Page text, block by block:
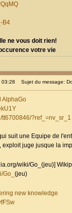
B4
ne vous doit rien!
votre vie
03:28 Sujet du message:
AlphaGo
tt6700846/?ref_=nv_sr_1
suit une Equipe de
exploit juge jusque la
wiki/Go_(jeu)]
(jeu)
new knowledge